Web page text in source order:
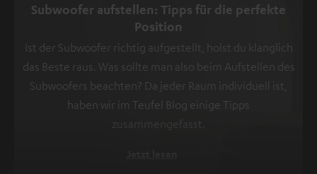
Subwoofer aufstellen: Tipps für die perfekte
Position
Ist der Subwoofer richtig aufgestellt, holst du klanglich
das Beste raus. Was sollte man also beim Aufstellen des
Subwoofers beachten? Da jeder Raum individuell ist,
haben wir im Teufel Blog einige Tipps
zusammengefasst.